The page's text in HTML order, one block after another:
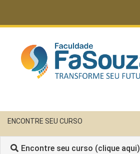
ENCONTRE SEU CURSO
Encontre seu curso (clique aqui)